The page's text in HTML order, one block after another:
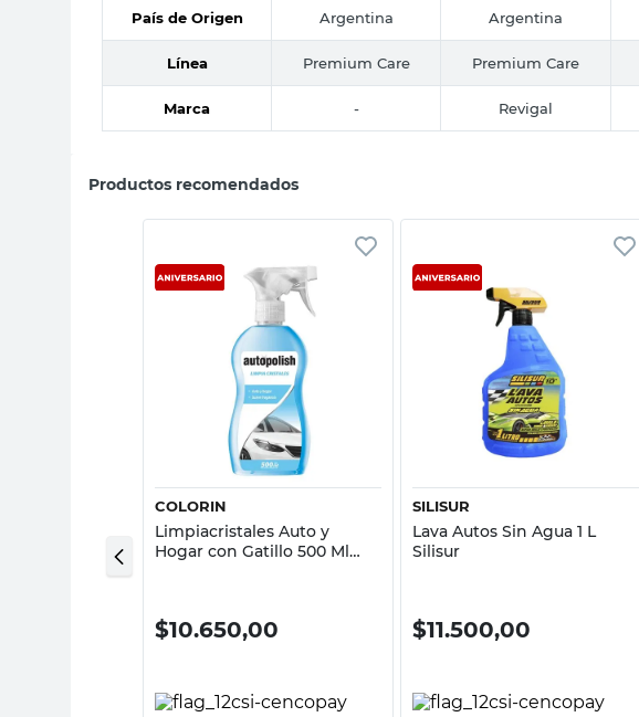
País de Origen Argentina Argentina
Línea Premium Care Premium Care
Marca - Revigal
Productos recomendados
Cc Revigal
Vista rápida
COLORIN
Limpiacristales Auto y
Hogar con Gatillo 500 Ml
$10.650,00
Vista rápida
SILISUR
Lava Autos Sin Agua 1 L
Silisur
$11.500,00